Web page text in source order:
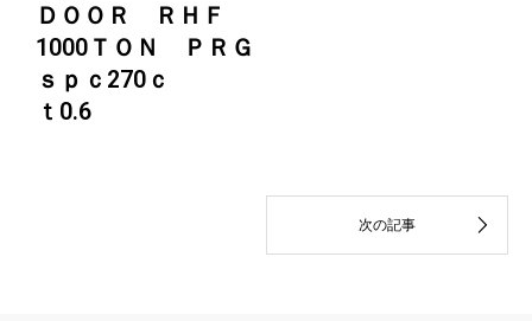
ＤＯＯＲ ＲＨＦ
1000ＴＯＮ ＰＲＧ
ｓｐｃ270ｃ
ｔ0.6